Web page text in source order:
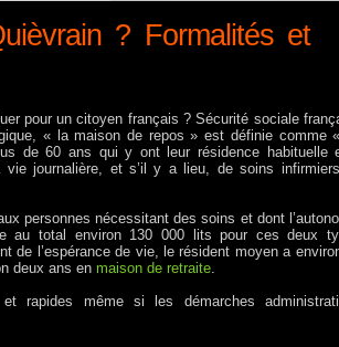
? Formalités et
pour un citoyen français ? Sécurité sociale
« la maison de repos » est définie comme
de 60 ans qui y ont leur résidence habituelle
vie journalière, et s’il y a lieu, de soins
personnes nécessitant des soins et dont
au total environ 130 000 lits pour ces deux
de l’espérance de vie, le résident moyen a
deux ans en maison de retraite.
rapides même si les démarches